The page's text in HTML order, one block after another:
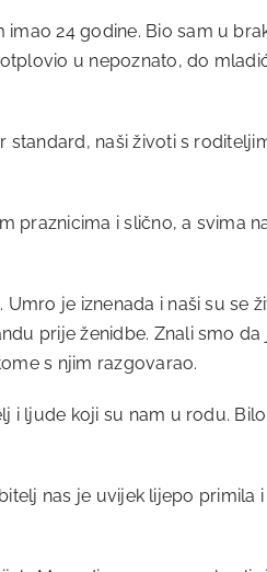
24 godine. Bio sam u
u nepoznato, do
naši životi s
praznicima i slično, a svima
je iznenada i naši su se
prije ženidbe. Znali smo
s njim razgovarao.
ljude koji su nam u rodu.
nas je uvijek lijepo primila